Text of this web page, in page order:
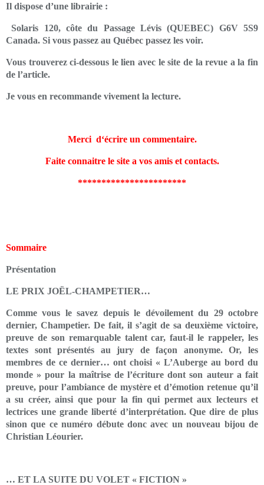
Il dispose d’une librairie :
Solaris 120, côte du Passage Lévis (QUEBEC) G6V 5S9
Canada. Si vous passez au Québec passez les voir.
Vous trouverez ci-dessous le lien avec le site de la revue a la fin
de l’article.
Je vous en recommande vivement la lecture.
Merci d‘écrire un commentaire.
Faite connaitre le site a vos amis et contacts.
***********************
Sommaire
Présentation
LE PRIX JOËL-CHAMPETIER…
Comme vous le savez depuis le dévoilement du 29 octobre
dernier, Champetier. De fait, il s’agit de sa deuxième victoire,
preuve de son remarquable talent car, faut-il le rappeler, les
textes sont présentés au jury de façon anonyme. Or, les
membres de ce dernier… ont choisi « L’Auberge au bord du
monde » pour la maîtrise de l’écriture dont son auteur a fait
preuve, pour l’ambiance de mystère et d’émotion retenue qu’il
a su créer, ainsi que pour la fin qui permet aux lecteurs et
lectrices une grande liberté d’interprétation. Que dire de plus
sinon que ce numéro débute donc avec un nouveau bijou de
Christian Léourier.
… ET LA SUITE DU VOLET « FICTION »